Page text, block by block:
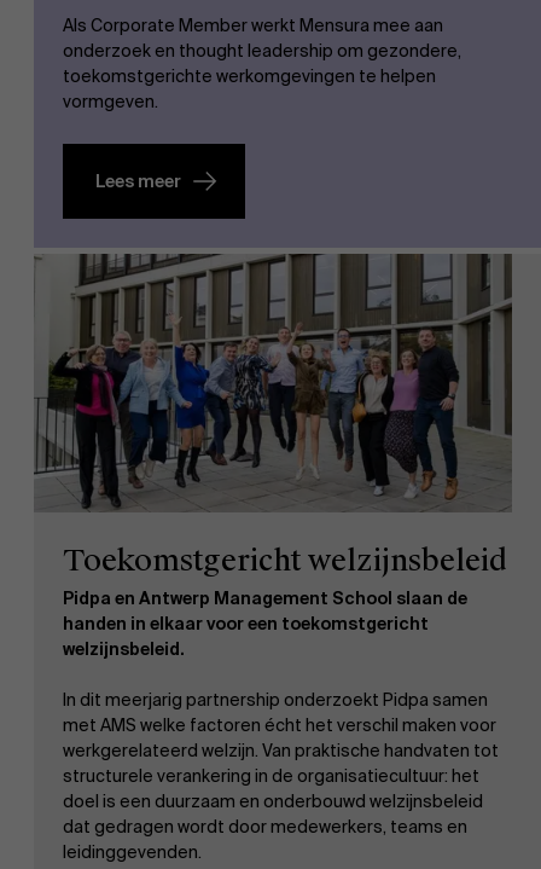
Als Corporate Member werkt Mensura mee aan
onderzoek en thought leadership om gezondere,
toekomstgerichte werkomgevingen te helpen
vormgeven.
Lees meer
Toekomstgericht welzijnsbeleid
Pidpa en Antwerp Management School slaan de
handen in elkaar voor een toekomstgericht
welzijnsbeleid.
In dit meerjarig partnership onderzoekt Pidpa samen
met AMS welke factoren écht het verschil maken voor
werkgerelateerd welzijn. Van praktische handvaten tot
structurele verankering in de organisatiecultuur: het
doel is een duurzaam en onderbouwd welzijnsbeleid
dat gedragen wordt door medewerkers, teams en
leidinggevenden.